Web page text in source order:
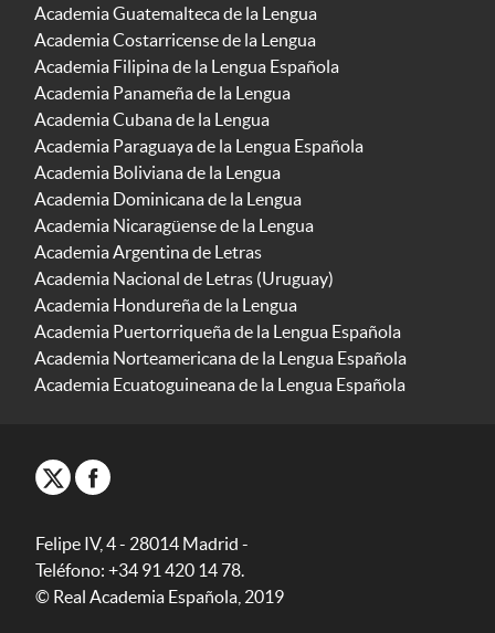
Academia Guatemalteca de la Lengua
Academia Costarricense de la Lengua
Academia Filipina de la Lengua Española
Academia Panameña de la Lengua
Academia Cubana de la Lengua
Academia Paraguaya de la Lengua Española
Academia Boliviana de la Lengua
Academia Dominicana de la Lengua
Academia Nicaragüense de la Lengua
Academia Argentina de Letras
Academia Nacional de Letras (Uruguay)
Academia Hondureña de la Lengua
Academia Puertorriqueña de la Lengua Española
Academia Norteamericana de la Lengua Española
Academia Ecuatoguineana de la Lengua Española
Felipe IV, 4 - 28014 Madrid -
Teléfono: +34 91 420 14 78.
© Real Academia Española, 2019